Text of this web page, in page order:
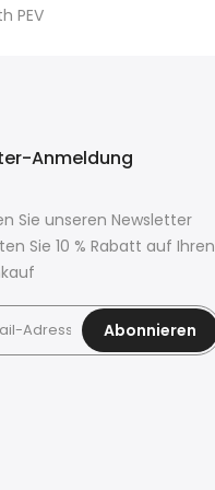
PEV
Anmeldung
Sie unseren Newsletter
Sie 10 % Rabatt auf Ihren
Abonnieren